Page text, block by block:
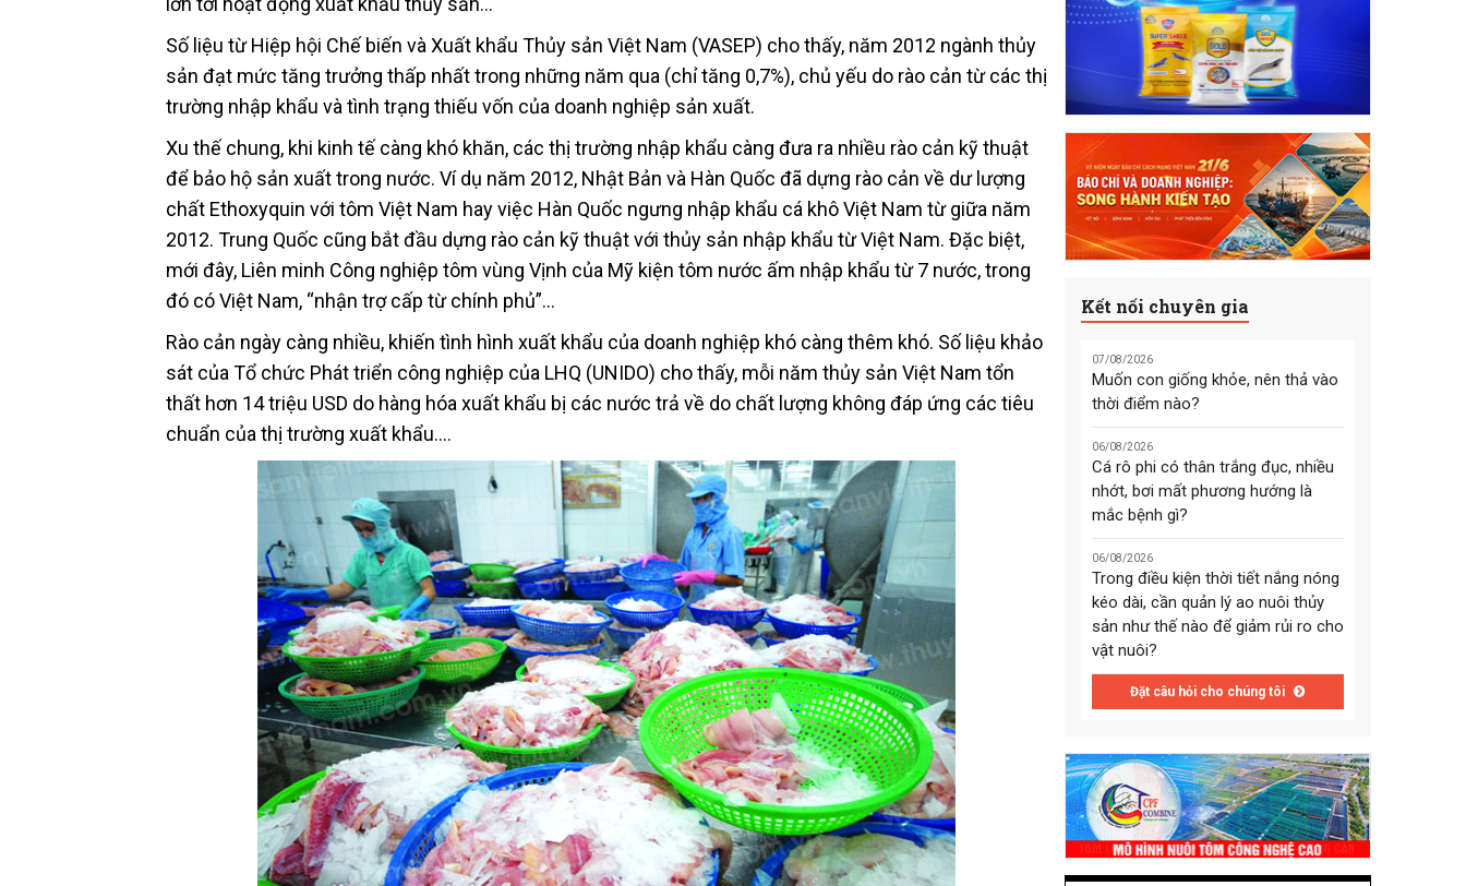
Số liệu từ Hiệp hội Chế biến và Xuất khẩu Thủy sản Việt Nam (VASEP) cho thấy, năm 2012 ngành thủy
sản đạt mức tăng trưởng thấp nhất trong những năm qua (chỉ tăng 0,7%), chủ yếu do rào cản từ các thị
trường nhập khẩu và tình trạng thiếu vốn của doanh nghiệp sản xuất.
Xu thế chung, khi kinh tế càng khó khăn, các thị trường nhập khẩu càng đưa ra nhiều rào cản kỹ thuật
để bảo hộ sản xuất trong nước. Ví dụ năm 2012, Nhật Bản và Hàn Quốc đã dựng rào cản về dư lượng
chất Ethoxyquin với tôm Việt Nam hay việc Hàn Quốc ngưng nhập khẩu cá khô Việt Nam từ giữa năm
2012. Trung Quốc cũng bắt đầu dựng rào cản kỹ thuật với thủy sản nhập khẩu từ Việt Nam. Đặc biệt,
mới đây, Liên minh Công nghiệp tôm vùng Vịnh của Mỹ kiện tôm nước ấm nhập khẩu từ 7 nước, trong
đó có Việt Nam, “nhận trợ cấp từ chính phủ”…
Rào cản ngày càng nhiều, khiến tình hình xuất khẩu của doanh nghiệp khó càng thêm khó. Số liệu khảo
sát của Tổ chức Phát triển công nghiệp của LHQ (UNIDO) cho thấy, mỗi năm thủy sản Việt Nam tổn
thất hơn 14 triệu USD do hàng hóa xuất khẩu bị các nước trả về do chất lượng không đáp ứng các tiêu
chuẩn của thị trường xuất khẩu.…
Kết nối chuyên gia
07/08/2026
Muốn con giống khỏe, nên thả vào
thời điểm nào?
06/08/2026
Cá rô phi có thân trắng đục, nhiều
nhớt, bơi mất phương hướng là
mắc bệnh gì?
06/08/2026
Trong điều kiện thời tiết nắng nóng
kéo dài, cần quản lý ao nuôi thủy
sản như thế nào để giảm rủi ro cho
vật nuôi?
Đặt câu hỏi cho chúng tôi